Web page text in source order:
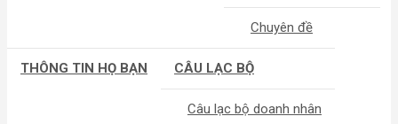
Chuyên đề
THÔNG TIN HỌ BẠN CÂU LẠC BỘ
Câu lạc bộ doanh nhân